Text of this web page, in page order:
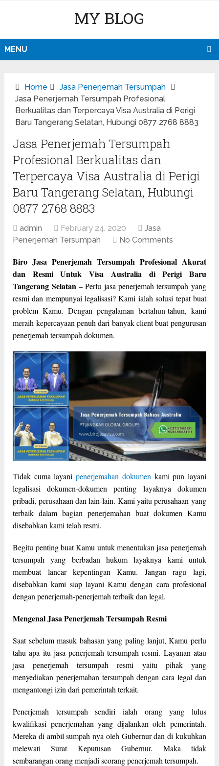
MY BLOG
MENU
Home
Jasa Penerjemah Tersumpah
Jasa Penerjemah Tersumpah Profesional
Berkualitas dan Terpercaya Visa Australia di Perigi
Baru Tangerang Selatan, Hubungi 0877 2768 8883
Jasa Penerjemah Tersumpah
Profesional Berkualitas dan
Terpercaya Visa Australia di Perigi
Baru Tangerang Selatan, Hubungi
0877 2768 8883
admin February 24, 2020
Jasa
Penerjemah Tersumpah
No Comments
Biro Jasa Penerjemah Tersumpah Profesional Akurat
dan Resmi Untuk Visa Australia di Perigi Baru
Tangerang Selatan – Perlu jasa penerjemah tersumpah yang
resmi dan mempunyai legalisasi? Kami ialah solusi tepat buat
problem Kamu. Dengan pengalaman bertahun-tahun, kami
meraih kepercayaan penuh dari banyak client buat pengurusan
penerjemah tersumpah dokumen.
Tidak cuma layanipenerjemahan dokumen kami pun layani
legalisasi dokumen-dokumen penting layaknya dokumen
pribadi, perusahaan dan lain-lain. Kami yaitu perusahaan yang
terbaik dalam bagian penerjemahan buat dokumen Kamu
disebabkan kami telah resmi.
Begitu penting buat Kamu untuk menentukan jasa penerjemah
tersumpah yang berbadan hukum layaknya kami untuk
membuat lancar kepentingan Kamu. Jangan ragu lagi,
disebabkan kami siap layani Kamu dengan cara profesional
dengan penerjemah-penerjemah terbaik dan legal.
Mengenal Jasa Penerjemah Tersumpah Resmi
Saat sebelum masuk bahasan yang paling lanjut, Kamu perlu
tahu apa itu jasa penerjemah tersumpah resmi. Layanan atau
jasa penerjemah tersumpah resmi yaitu pihak yang
menyediakan penerjemahan tersumpah dengan cara legal dan
mengantongi izin dari pemerintah terkait.
Penerjemah tersumpah sendiri ialah orang yang lulus
kwalifikasi penerjemahan yang dijalankan oleh pemerintah.
Mereka di ambil sumpah nya oleh Gubernur dan di kukuhkan
melewati Surat Keputusan Gubernur. Maka tidak
sembarangan orang menjadi seorang penerjemah tersumpah.